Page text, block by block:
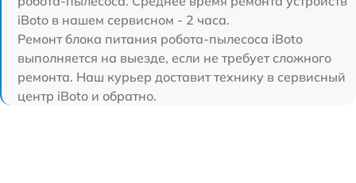
iBoto в нашем сервисном - 2 часа.
Ремонт блока питания робота-пылесоса iBoto
выполняется на выезде, если не требует сложного
ремонта. Наш курьер доставит технику в сервисный
центр iBoto и обратно.